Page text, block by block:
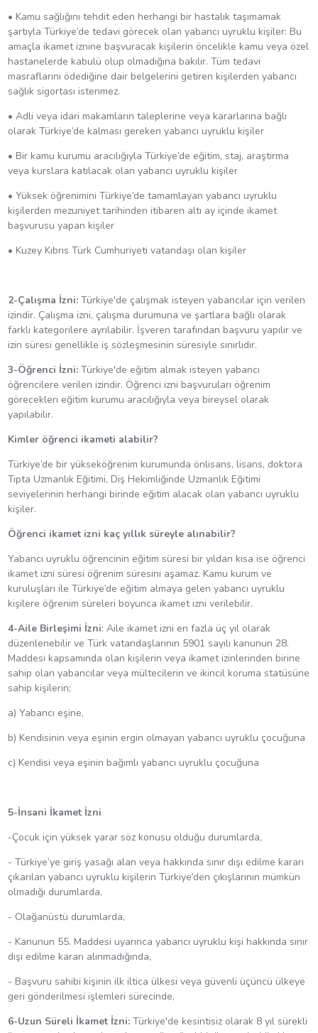
• Kamu sağlığını tehdit eden herhangi bir hastalık taşımamak
şartıyla Türkiye’de tedavi görecek olan yabancı uyruklu kişiler: Bu
amaçla ikamet iznine başvuracak kişilerin öncelikle kamu veya özel
hastanelerde kabulü olup olmadığına bakılır. Tüm tedavi
masraflarını ödediğine dair belgelerini getiren kişilerden yabancı
sağlık sigortası istenmez.
• Adli veya idari makamların taleplerine veya kararlarına bağlı
olarak Türkiye’de kalması gereken yabancı uyruklu kişiler
• Bir kamu kurumu aracılığıyla Türkiye’de eğitim, staj, araştırma
veya kurslara katılacak olan yabancı uyruklu kişiler
• Yüksek öğrenimini Türkiye’de tamamlayan yabancı uyruklu
kişilerden mezuniyet tarihinden itibaren altı ay içinde ikamet
başvurusu yapan kişiler
• Kuzey Kıbrıs Türk Cumhuriyeti vatandaşı olan kişiler
2-Çalışma İzni: Türkiye'de çalışmak isteyen yabancılar için verilen
izindir. Çalışma izni, çalışma durumuna ve şartlara bağlı olarak
farklı kategorilere ayrılabilir. İşveren tarafından başvuru yapılır ve
izin süresi genellikle iş sözleşmesinin süresiyle sınırlıdır.
3-Öğrenci İzni:Türkiye'de eğitim almak isteyen yabancı
öğrencilere verilen izindir. Öğrenci izni başvuruları öğrenim
görecekleri eğitim kurumu aracılığıyla veya bireysel olarak
yapılabilir.
Kimler öğrenci ikameti alabilir?
Türkiye’de bir yükseköğrenim kurumunda önlisans, lisans, doktora
Tıpta Uzmanlık Eğitimi, Diş Hekimliğinde Uzmanlık Eğitimi
seviyelerinin herhangi birinde eğitim alacak olan yabancı uyruklu
kişiler.
Öğrenci ikamet izni kaç yıllık süreyle alınabilir?
Yabancı uyruklu öğrencinin eğitim süresi bir yıldan kısa ise öğrenci
ikamet izni süresi öğrenim süresini aşamaz. Kamu kurum ve
kuruluşları ile Türkiye’de eğitim almaya gelen yabancı uyruklu
kişilere öğrenim süreleri boyunca ikamet izni verilebilir.
4-Aile Birleşimi İzni: Aile ikamet izni en fazla üç yıl olarak
düzenlenebilir ve Türk vatandaşlarının 5901 sayılı kanunun 28.
Maddesi kapsamında olan kişilerin veya ikamet izinlerinden birine
sahip olan yabancılar veya mültecilerin ve ikincil koruma statüsüne
sahip kişilerin;
a) Yabancı eşine,
b) Kendisinin veya eşinin ergin olmayan yabancı uyruklu çocuğuna
c) Kendisi veya eşinin bağımlı yabancı uyruklu çocuğuna
5-İnsani İkamet İzni
-Çocuk için yüksek yarar söz konusu olduğu durumlarda,
- Türkiye’ye giriş yasağı alan veya hakkında sınır dışı edilme kararı
çıkarılan yabancı uyruklu kişilerin Türkiye’den çıkışlarının mümkün
olmadığı durumlarda,
- Olağanüstü durumlarda,
- Kanunun 55. Maddesi uyarınca yabancı uyruklu kişi hakkında sınır
dışı edilme kararı alınmadığında,
- Başvuru sahibi kişinin ilk iltica ülkesi veya güvenli üçüncü ülkeye
geri gönderilmesi işlemleri sürecinde,
6-Uzun Süreli İkamet İzni: Türkiye'de kesintisiz olarak 8 yıl sürekli